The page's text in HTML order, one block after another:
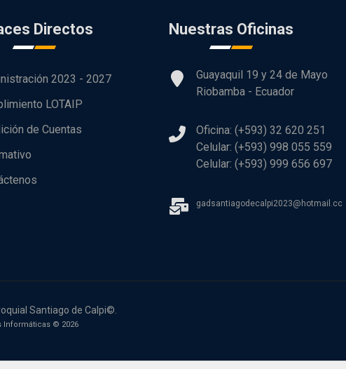
Directos
2023 - 2027
LOTAIP
de Cuentas
Nuestras Oficinas
Guayaquil 19 y 24 de Mayo
Riobamba - Ecuador
Oficina: (+593) 32 620 251
Celular: (+593) 998 055 559
Celular: (+593) 999 656 697
gadsantiagodecalpi2023@hotmail.com
Santiago de Calpi©.
Informáticas © 2026